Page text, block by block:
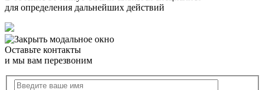
для определения дальнейших действий
Оставьте контакты
и мы вам перезвоним